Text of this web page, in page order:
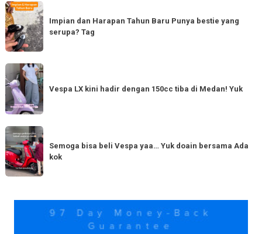
Impian
dan
Harapan
Tahun
Baru
Punya
bestie
yang
Tag
Impian dan Harapan Tahun Baru Punya bestie yang
serupa? Tag
Vespa
LX
kini
hadir
dengan
150cc
tiba
di
Vespa LX kini hadir dengan 150cc tiba di Medan! Yuk
Semoga
bisa
beli
Vespa
Yuk
Semoga bisa beli Vespa yaa… Yuk doain bersama Ada
kok